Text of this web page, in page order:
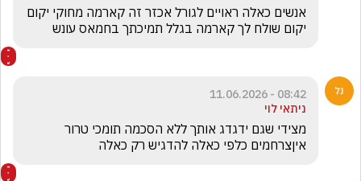
יקום שולח לך קארמה בגלל תמיכתך בחמאס עונש
08:42 - 11.06.2026
ניתאי לוי
איןצרחמים כלפי כאלה להדגיש רק כאלה